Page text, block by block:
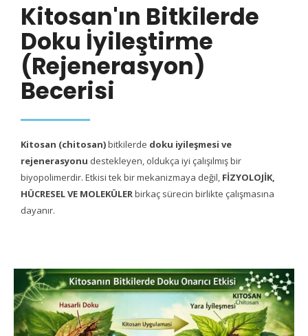
Kitosan'ın Bitkilerde
Doku İyileştirme
(Rejenerasyon)
Becerisi
Kitosan (chitosan)bitkilerde doku iyileşmesi ve
rejenerasyonu destekleyen, oldukça iyi çalışılmış bir
biyopolimerdir. Etkisi tek bir mekanizmaya değil, FİZYOLOJİK,
HÜCRESEL VE MOLEKÜLERbirkaç sürecin birlikte çalışmasına
dayanır.